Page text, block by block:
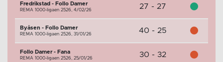
Fredrikstad - Follo Damer
REMA 1000-ligaen 2526, 4/02/26 27 - 27
Byåsen - Follo Damer
REMA 1000-ligaen 2526, 31/01/26 40 - 25
Follo Damer - Fana
REMA 1000-ligaen 2526, 25/01/26 30 - 32